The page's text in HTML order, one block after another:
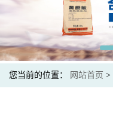
您当前的位置： 网站首页 >